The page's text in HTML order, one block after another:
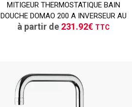
MITIGEUR THERMOSTATIQUE BAIN
DOUCHE DOMAO 200 A INVERSEUR AU
à partir de 231.92€ TTC
CONSULTER
Demande de devis